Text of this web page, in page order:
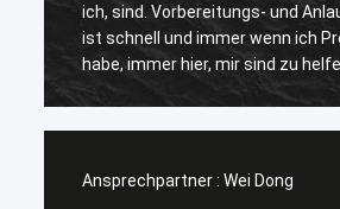
ich, sind. Vorbereitungs- und
ist schnell und immer wenn ich
habe, immer hier, mir sind zu
sonnig. Dank ihre Menge und
Ansprechpartner : Wei Dong